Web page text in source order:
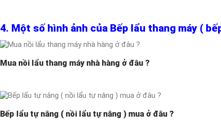
4. Một số hình ảnh của Bếp lẩu thang máy (
Mua nồi lẩu thang máy nhà hàng ở đâu ?
Bếp lẩu tự nâng ( nồi lẩu tự nâng ) mua ở đâu ?